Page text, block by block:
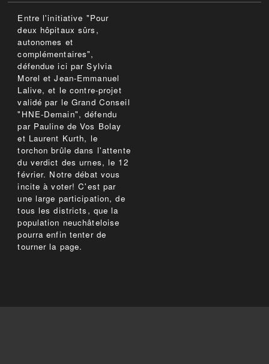
Entre l'initiative "Pour
deux hôpitaux sûrs,
autonomes et
complémentaires",
défendue ici par Sylvia
Morel et Jean-Emmanuel
Lalive, et le contre-projet
validé par le Grand Conseil
"HNE-Demain", défendu
par Pauline de Vos Bolay
et Laurent Kurth, le
torchon brûle dans l'attente
du verdict des urnes, le 12
février. Notre débat vous
incite à voter! C'est par
une large participation, de
tous les districts, que la
population neuchâteloise
pourra enfin tenter de
tourner la page.